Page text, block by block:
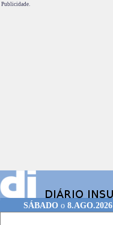
Publicidade.
SÁBADOo 8.AGO.2026